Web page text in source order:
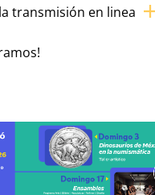
transmisión en linea